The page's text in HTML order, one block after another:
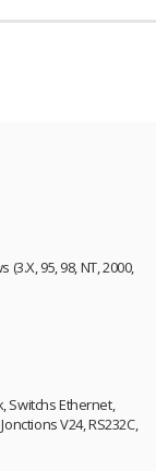
95, 98, NT, 2000,
Switchs Ethernet,
V24, RS232C,